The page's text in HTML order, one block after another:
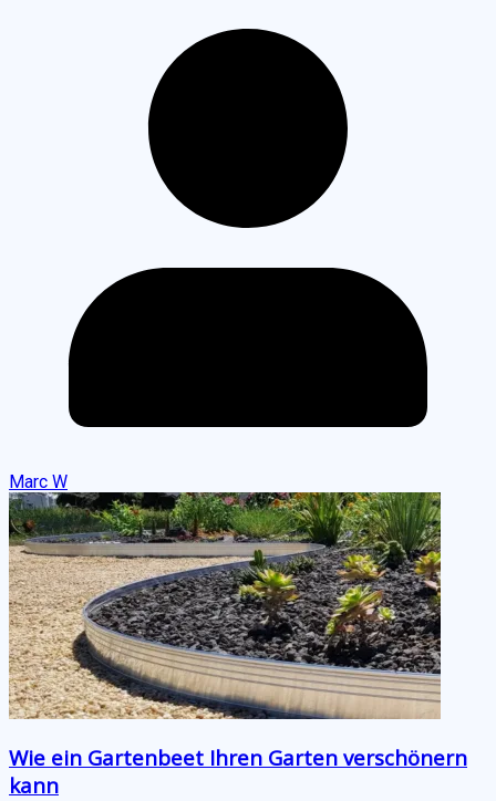
Marc W
Wie ein Gartenbeet Ihren Garten verschönern
kann